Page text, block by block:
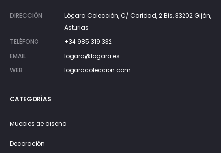
DIRECCIÓN
Lógara Colección, C/ Caridad, 2 Bis, 33202 Gijón,
Asturias
TELÉFONO
+34 985 319 332
EMAIL
logara@logara.es
WEB
logaracoleccion.com
CATEGORÍAS
Muebles de diseño
Decoración